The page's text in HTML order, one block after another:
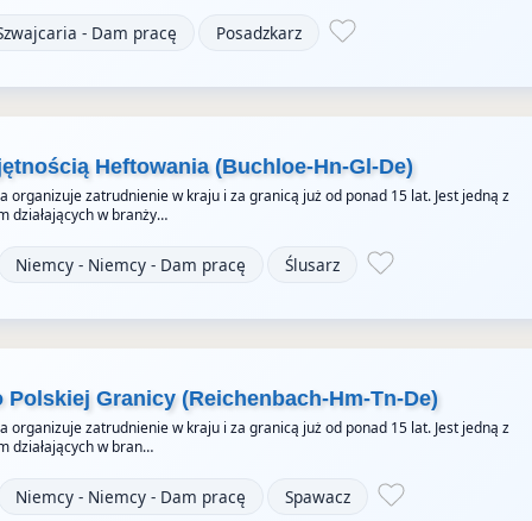
- Dam pracę Posadzkarz
Heftowania (Buchloe-Hn-Gl-De)
organizuje zatrudnienie w kraju i za granicą już od ponad 15 lat. Jest jedną z
działających w branży…
Niemcy - Niemcy - Dam pracę Ślusarz
Polskiej Granicy (Reichenbach-Hm-Tn-De)
organizuje zatrudnienie w kraju i za granicą już od ponad 15 lat. Jest jedną z
działających w bran…
Niemcy - Niemcy - Dam pracę Spawacz